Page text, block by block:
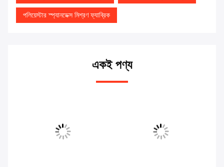
পলিয়েস্টার স্প্যানডেক্স মিশ্রণ ফ্যাব্রিক
একই পণ্য